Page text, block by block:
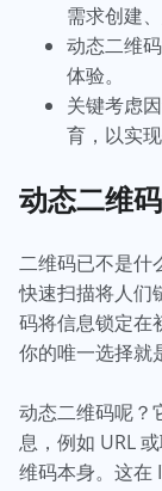
需求创建
动态二维
体验。
关键考虑
育，以实现
动态二维
二维码已不是什
快速扫描将人们
码将信息锁定在
你的唯一选择就
动态二维码呢？
息，例如 URL
维码本身。这在